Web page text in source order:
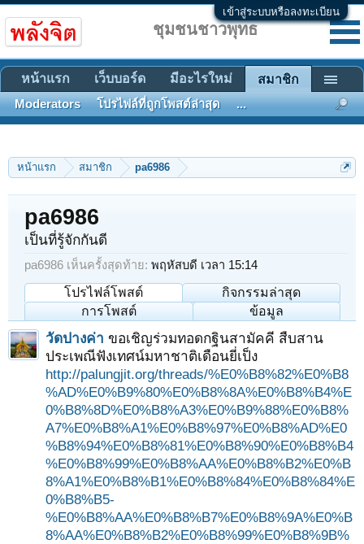
เข้าสู่ระบบหรือลงทะเบียน
หน้าแรก สมาชิก pa6986
pa6986
เป็นที่รู้จักกันดี
pa6986 เห็นครั้งสุดท้าย: พฤหัสบดี เวลา 15:14
โปรไฟล์โพสต์
กิจกรรมล่าสุด
การโพสต์
ข้อมูล
วัดปางค่า ขอเชิญร่วมทอดกฐินสามัคคี สืบสาน
ประเพณีฟังเทศน์มหาชาติเดือนยี่เป็ง
http://palungjit.org/threads/%E0%B8%82%E0%B8
%AD%E0%B9%80%E0%B8%8A%E0%B8%B4%E
0%B8%8D%E0%B8%A3%E0%B9%88%E0%B8%
A7%E0%B8%A1%E0%B8%97%E0%B8%AD%E0
%B8%94%E0%B8%81%E0%B8%90%E0%B8%B4
%E0%B8%99%E0%B8%AA%E0%B8%B2%E0%B
8%A1%E0%B8%B1%E0%B8%84%E0%B8%84%E
0%B8%B5-
%E0%B8%AA%E0%B8%B7%E0%B8%9A%E0%B
8%AA%E0%B8%B2%E0%B8%99%E0%B8%9B%
ชุมชนชาวพุทธ
หน้าแรก เว็บบอร์ด มีอะไรใหม่ สมาชิก
Moderators โปรไฟล์ที่ถูกโพสต์ล่าสุด ...